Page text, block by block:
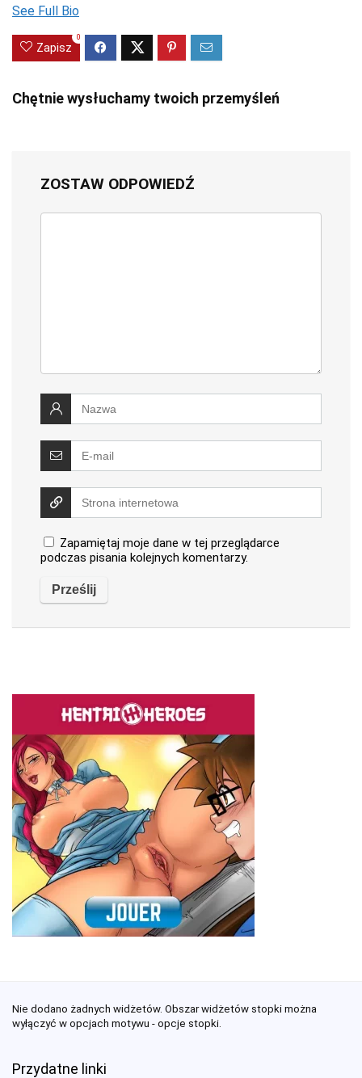
See Full Bio
Zapisz
0
Chętnie wysłuchamy twoich przemyśleń
ZOSTAW ODPOWIEDŹ
Zapamiętaj moje dane w tej przeglądarce
podczas pisania kolejnych komentarzy.
Nie dodano żadnych widżetów. Obszar widżetów stopki można
wyłączyć w opcjach motywu - opcje stopki.
Przydatne linki